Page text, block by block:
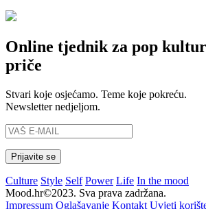
Online tjednik za pop
priče
Stvari koje osjećamo. Teme koje pokreću.
Newsletter nedjeljom.
Culture Style Self Power Life In the mood
Mood.hr©2023. Sva prava zadržana.
Impressum Oglašavanje Kontakt Uvjeti